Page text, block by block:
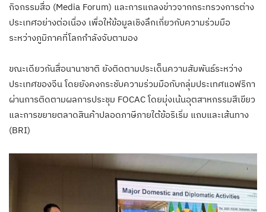
กิจกรรมสื่อ (Media Forum) และการแถลงข่าวจากกระทรวงการต่าง
ประเทศอย่างต่อเนื่อง เพื่อให้ข้อมูลเชิงลึกเกี่ยวกับความร่วมมือ
ระหว่างภูมิภาคที่โลกกำลังจับตามอง
ขณะเดียวกันสื่อนานาชาติ ยังติดตามประเด็นความสัมพันธ์ระหว่าง
ประเทศของจีน โดยยังคงกระชับความร่วมมือกับกลุ่มประเทศแอฟริกา
ผ่านการติดตามผลการประชุม FOCAC โดยมุ่งเน้นอุตสาหกรรมสีเขียว
และการขยายตลาดสินค้าปลอดภาษีภายใต้ข้อริเริ่ม แถบและเส้นทาง
(BRI)